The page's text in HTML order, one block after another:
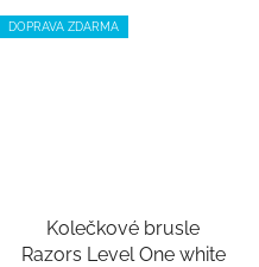
DOPRAVA ZDARMA
Kolečkové brusle
Razors Level One white